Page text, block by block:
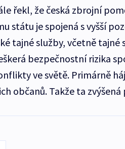
řekl, že česká zbrojní
státu je spojená s vyšší
tajné služby, včetně
bezpečnostní rizika
ve světě. Primárně
občanů. Takže ta